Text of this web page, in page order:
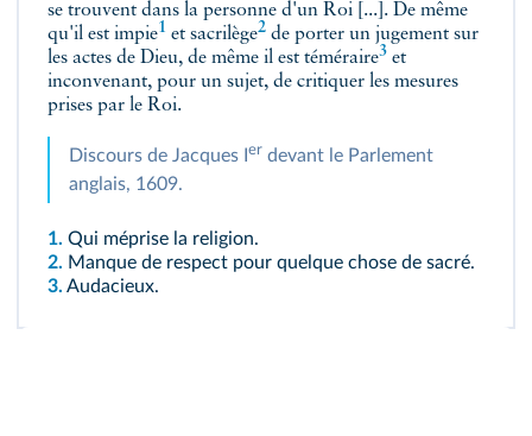
se trouvent dans la personne d'un Roi [...]. De même
qu'il est impie1 et sacrilège2 de porter un jugement sur
les actes de Dieu, de même il est téméraire3 et
inconvenant, pour un sujet, de critiquer les mesures
prises par le Roi.
Discours de Jacques I er devant le Parlement
anglais, 1609.
1. Qui méprise la religion.
2. Manque de respect pour quelque chose de sacré.
3. Audacieux.